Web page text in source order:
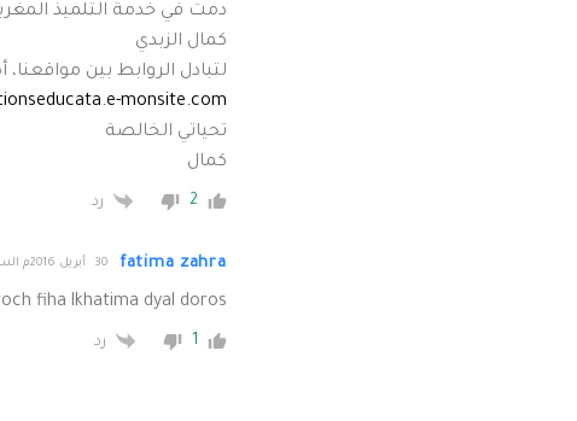
دمت في خدمة التلميذ
كمال الزبدي
لتبادل الروابط بين
monsite.com
تحياتي الخالصة
كمال
2 رد
fatima zahra 30 أبريل 2016م الساعة 19:45
fiha lkhatima dyal doros
1 رد